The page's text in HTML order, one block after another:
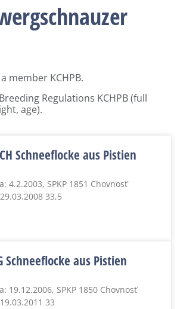
member KCHPB.
Regulations KCHPB (full
age).
Schneeflocke aus Pistien
4.2.2003, SPKP 1851 Chovnosť
33,5
Schneeflocke aus Pistien
19.12.2006, SPKP 1850 Chovnosť
33